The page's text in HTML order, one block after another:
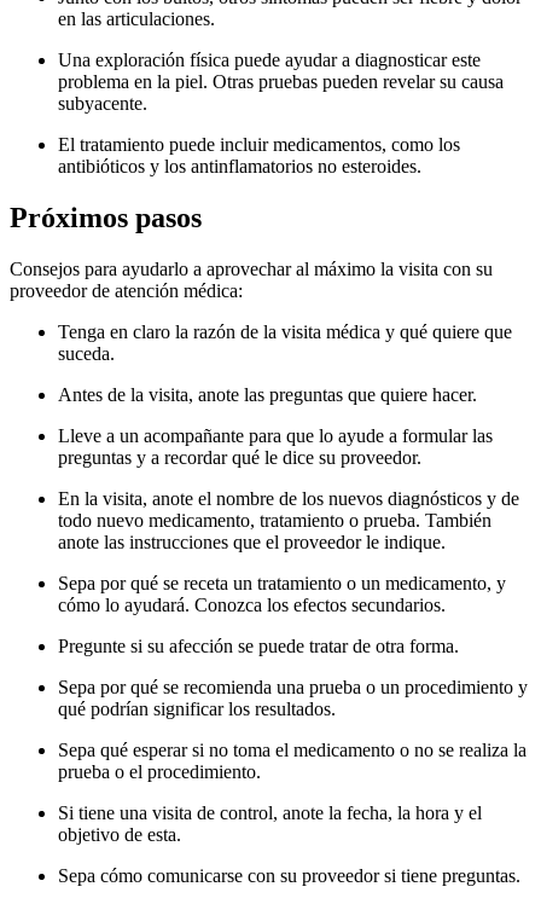
en las articulaciones.
Una exploración física puede ayudar a diagnosticar este
problema en la piel. Otras pruebas pueden revelar su causa
subyacente.
El tratamiento puede incluir medicamentos, como los
antibióticos y los antinflamatorios no esteroides.
Próximos pasos
Consejos para ayudarlo a aprovechar al máximo la visita con su
proveedor de atención médica:
Tenga en claro la razón de la visita médica y qué quiere que
suceda.
Antes de la visita, anote las preguntas que quiere hacer.
Lleve a un acompañante para que lo ayude a formular las
preguntas y a recordar qué le dice su proveedor.
En la visita, anote el nombre de los nuevos diagnósticos y de
todo nuevo medicamento, tratamiento o prueba. También
anote las instrucciones que el proveedor le indique.
Sepa por qué se receta un tratamiento o un medicamento, y
cómo lo ayudará. Conozca los efectos secundarios.
Pregunte si su afección se puede tratar de otra forma.
Sepa por qué se recomienda una prueba o un procedimiento y
qué podrían significar los resultados.
Sepa qué esperar si no toma el medicamento o no se realiza la
prueba o el procedimiento.
Si tiene una visita de control, anote la fecha, la hora y el
objetivo de esta.
Sepa cómo comunicarse con su proveedor si tiene preguntas.